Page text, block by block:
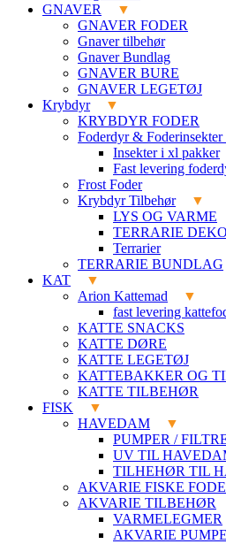
GNAVER
GNAVER FODER
Gnaver tilbehør
Gnaver Bundlag
GNAVER BURE
GNAVER LEGETØJ
Krybdyr
KRYBDYR FODER
Foderdyr &
Insekter i xl pakker
Fast levering
Frost Foder
Krybdyr Tilbehør
LYS OG VARME
TERRARIE
Terrarier
TERRARIE BUNDLAG
KAT
Arion Kattemad
fast levering
KATTE SNACKS
KATTE DØRE
KATTE LEGETØJ
KATTEBAKKER OG
KATTE TILBEHØR
FISK
HAVEDAM
PUMPER /
UV TIL
TILHEHØR TIL
AKVARIE FISKE
AKVARIE TILBEHØR
VARMELEGMER
AKVARIE